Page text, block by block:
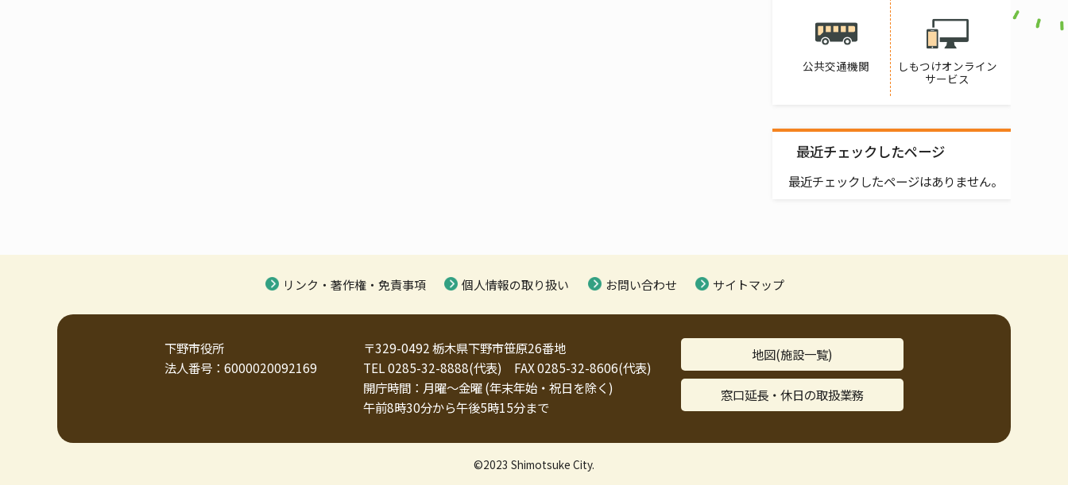
公共交通機関
しもつけオンライン
サービス
最近チェックしたページ
最近チェックしたページはありません。
リンク・著作権・免責事項 個人情報の取り扱い お問い合わせ サイトマップ
下野市役所
法人番号：6000020092169
〒329-0492 栃木県下野市笹原26番地
TEL 0285-32-8888(代表) FAX 0285-32-8606(代表)
開庁時間：月曜～金曜 (年末年始・祝日を除く)
午前8時30分から午後5時15分まで
地図(施設一覧)
窓口延長・休日の取扱業務
©2023 Shimotsuke City.